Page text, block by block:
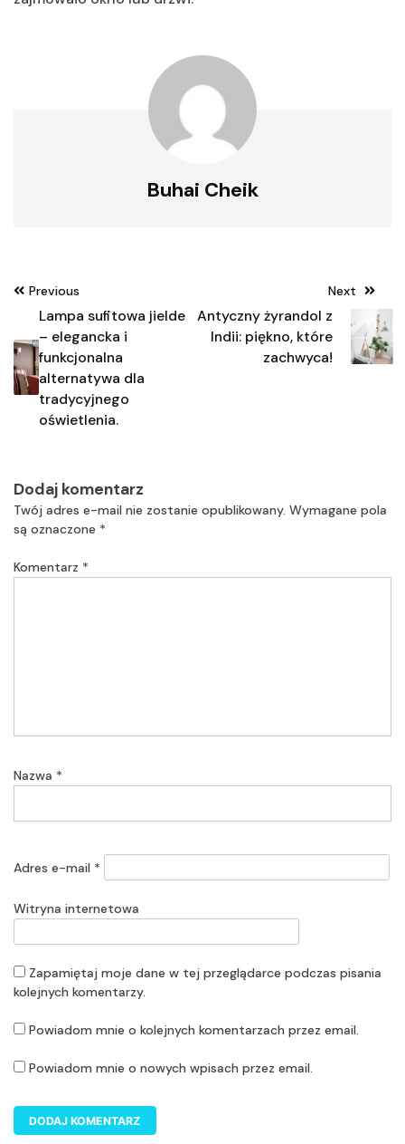
Buhai Cheik
Nawigacja
wpisu
Previous
Lampa sufitowa jielde
– elegancka i
funkcjonalna
alternatywa dla
tradycyjnego
oświetlenia.
Next
Antyczny żyrandol z
Indii: piękno, które
zachwyca!
Dodaj komentarz
Twój adres e-mail nie zostanie opublikowany. Wymagane pola
są oznaczone *
Komentarz *
Nazwa *
Adres e-mail *
Witryna internetowa
Zapamiętaj moje dane w tej przeglądarce podczas pisania
kolejnych komentarzy.
Powiadom mnie o kolejnych komentarzach przez email.
Powiadom mnie o nowych wpisach przez email.